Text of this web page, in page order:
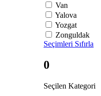
Van
Yalova
Yozgat
Zonguldak
Seçimleri Sıfırla
0
Seçilen Kategori